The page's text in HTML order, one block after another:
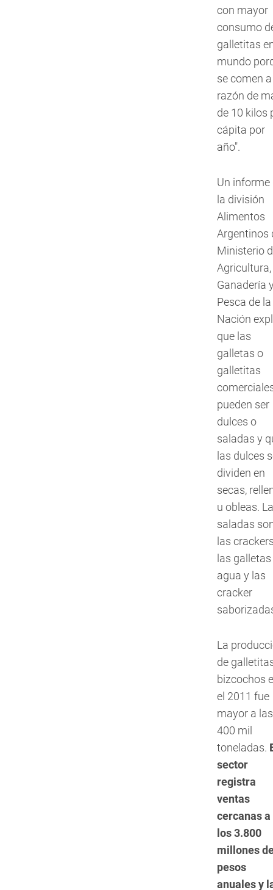
con mayor
consumo
galletitas
mundo
se comen a
razón de
de 10 kilos
cápita por
año".
Un informe
la división
Alimentos
Argentinos
Ministerio
Agricultura,
Ganadería
Pesca de la
Nación
que las
galletas o
galletitas
pueden ser
dulces o
saladas y
las dulces
dividen en
secas,
u obleas.
saladas
las
las
agua y las
cracker
La
de
bizcochos
el 2011 fue
mayor a las
400 mil
toneladas.
sector
registra
ventas
cercanas a
los 3.800
millones
pesos
anuales y